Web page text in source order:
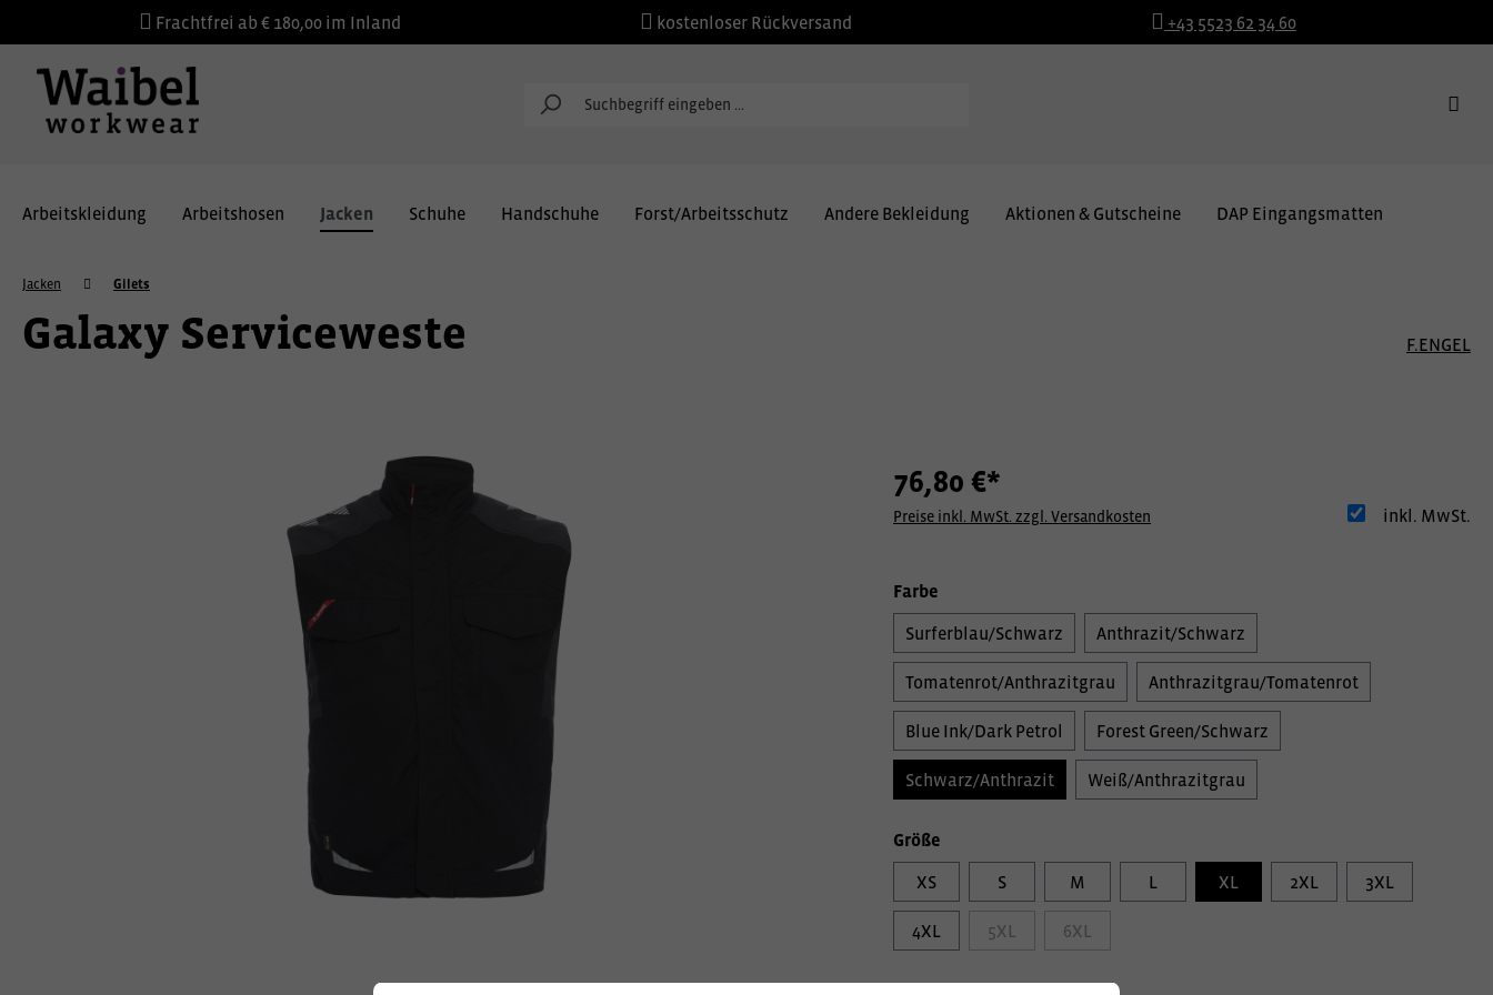
Frachtfrei ab € 180,00 im Inland kostenloser Rückversand +43 5523 62 34 60
Arbeitskleidung Arbeitshosen Jacken Schuhe Handschuhe Forst/Arbeitsschutz Andere Bekleidung Aktionen & Gutscheine DAP Eingangsmatten
Jacken Gilets
Galaxy Serviceweste F.ENGEL
76,80 €*
inkl. MwSt.
Preise inkl. MwSt. zzgl. Versandkosten
Farbe
Surferblau/Schwarz Anthrazit/Schwarz
Tomatenrot/Anthrazitgrau Anthrazitgrau/Tomatenrot
Blue Ink/Dark Petrol Forest Green/Schwarz
Schwarz/Anthrazit Weiß/Anthrazitgrau
Größe
XS S M L XL 2XL 3XL
4XL 5XL 6XL